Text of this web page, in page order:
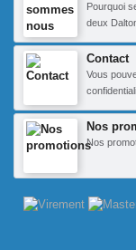
Pourquoi
deux
Contact
Vous
Nos
Nos